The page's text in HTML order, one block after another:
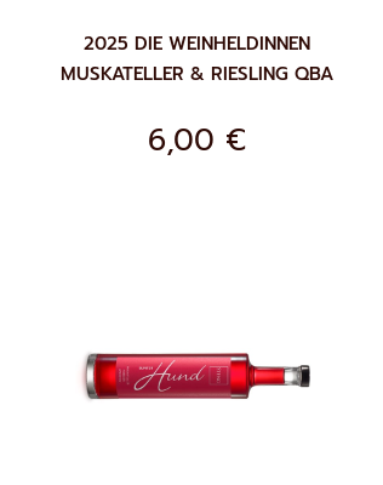
2025 DIE WEINHELDINNEN
MUSKATELLER & RIESLING QBA
6,00 €